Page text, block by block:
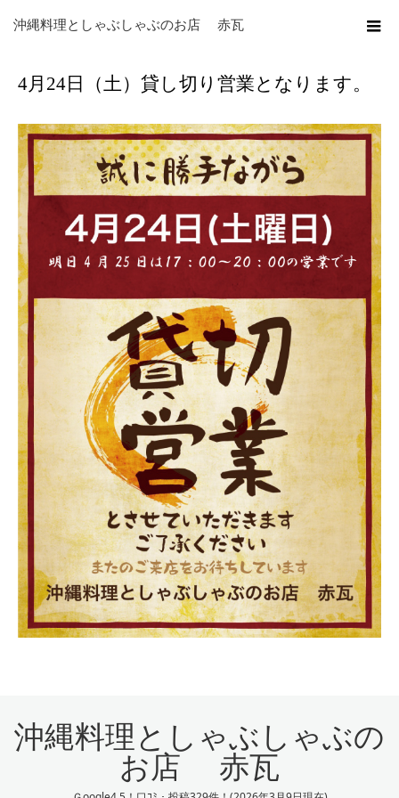
沖縄料理としゃぶしゃぶのお店 赤瓦
ブログ
未分類 4月24日（土）貸し切り営業となります。
4月24日（土）貸し切り営業となります。
沖縄料理としゃぶしゃぶの
お店 赤瓦